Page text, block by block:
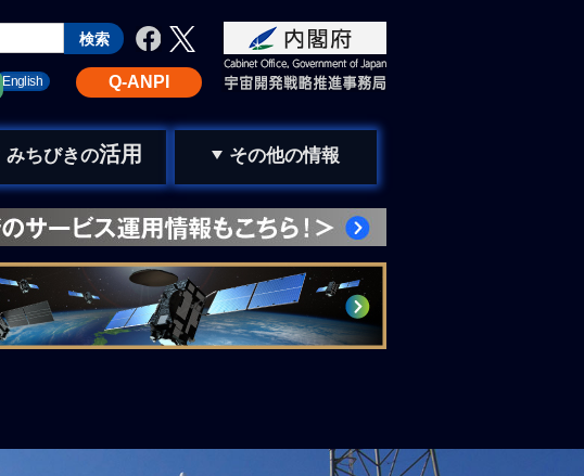
Q-ANPI
English
みちびきの活用 その他の情報